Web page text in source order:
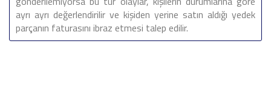
ayrı ayrı değerlendirilir ve kişiden yerine satın aldığı yedek
parçanın faturasını ibraz etmesi talep edilir.